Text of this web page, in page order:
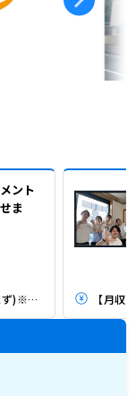
ント
ま
【月収】24.3万円 ～ 36.4万円基本給(手当含まず)※チーフ・サブマネ 【月収